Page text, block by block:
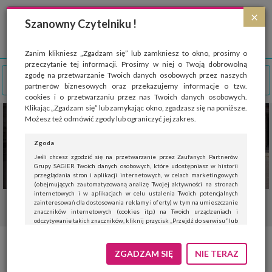
×
Szanowny Czytelniku !
Zanim klikniesz „Zgadzam się” lub zamkniesz to okno, prosimy o
przeczytanie tej informacji. Prosimy w niej o Twoją dobrowolną
zgodę na przetwarzanie Twoich danych osobowych przez naszych
partnerów biznesowych oraz przekazujemy informacje o tzw.
cookies i o przetwarzaniu przez nas Twoich danych osobowych.
Klikając „Zgadzam się” lub zamykając okno, zgadzasz się na poniższe.
Możesz też odmówić zgody lub ograniczyć jej zakres.
Zgoda
Jeśli chcesz zgodzić się na przetwarzanie przez Zaufanych Partnerów
Grupy SAGIER Twoich danych osobowych, które udostępniasz w historii
przeglądania stron i aplikacji internetowych, w celach marketingowych
(obejmujących zautomatyzowaną analizę Twojej aktywności na stronach
internetowych i w aplikacjach w celu ustalenia Twoich potencjalnych
zainteresowań dla dostosowania reklamy i oferty) w tym na umieszczanie
znaczników internetowych (cookies itp.) na Twoich urządzeniach i
odczytywanie takich znaczników, kliknij przycisk „Przejdź do serwisu” lub
Jeśli nie chcesz wyrazić zgody, kliknij „Nie teraz”.
Wyrażenie zgody jest dobrowolne. Możesz edytować zakres zgody, w tym
ZGADZAM SIĘ NIE TERAZ
Strona wykorzystuje pliki cookies, które służą głównie do celów statystycznych.
Wyrażając zgodę na używanie 'cookies', zezwalasz na zapisanie ich w pamięci
przeglądarki. Przejdź do
polityki cookies
Joga na Bulwarach